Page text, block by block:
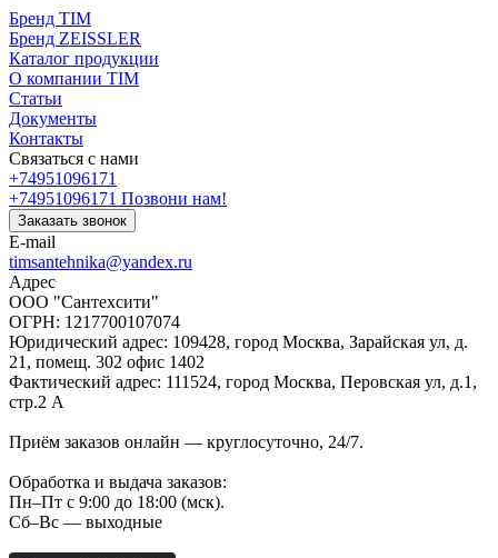
Бренд TIM
Бренд ZEISSLER
Каталог продукции
О компании TIM
Статьи
Документы
Контакты
Связаться с нами
+74951096171
+74951096171 Позвони нам!
Заказать звонок
E-mail
timsantehnika@yandex.ru
Адрес
ООО "Сантехсити"
ОГРН: 1217700107074
Юридический адрес: 109428, город Москва, Зарайская ул, д.
21, помещ. 302 офис 1402
Фактический адрес: 111524, город Москва, Перовская ул, д.1,
стр.2 А
Приём заказов онлайн — круглосуточно, 24/7.
Обработка и выдача заказов:
Пн–Пт с 9:00 до 18:00 (мск).
Сб–Вс — выходные